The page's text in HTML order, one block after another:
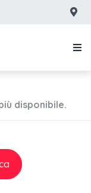
disponibile.